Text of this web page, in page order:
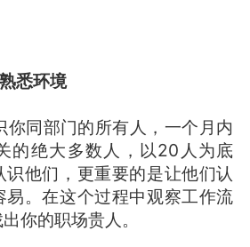
悉环境
同部门的所有人，一个月内
的绝大多数人，以20人为底
他们，更重要的是让他们认
易。在这个过程中观察工作流
你的职场贵人。